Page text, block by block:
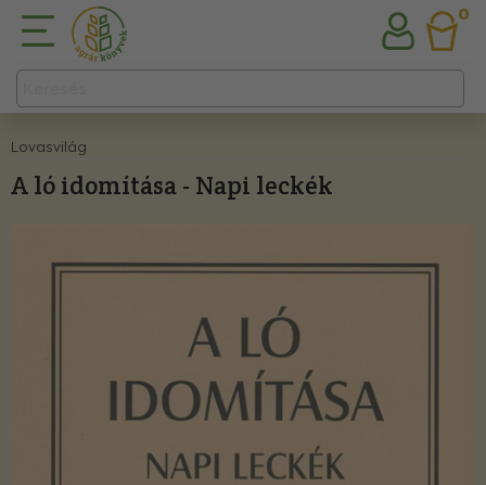
0
Lovasvilág
A ló idomítása - Napi leckék